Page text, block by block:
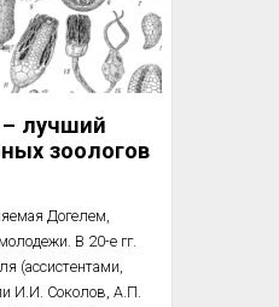
полках. Затем я
дом с черепичной
балконами,
деталями.
лучший
зоологов
Догелем,
В 20-е гг.
(ассистентами,
И.И. Соколов, А.П.